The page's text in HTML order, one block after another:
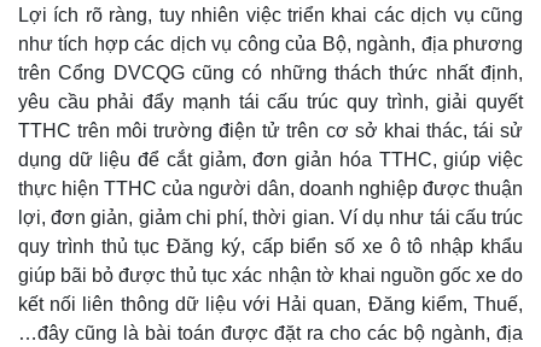
Thể thao
Bóng đá
Lịch thi đấu bóng đá
Thế giới thể thao
eSports
Hậu trường
Ô tô - Xe máy
Ô tô
Tư vấn
Lợi ích rõ ràng, tuy nhiên việc triển khai các dịch vụ cũng
như tích hợp các dịch vụ công của Bộ, ngành, địa phương
trên Cổng DVCQG cũng có những thách thức nhất định,
yêu cầu phải đẩy mạnh tái cấu trúc quy trình, giải quyết
TTHC trên môi trường điện tử trên cơ sở khai thác, tái sử
dụng dữ liệu để cắt giảm, đơn giản hóa TTHC, giúp việc
thực hiện TTHC của người dân, doanh nghiệp được thuận
lợi, đơn giản, giảm chi phí, thời gian. Ví dụ như tái cấu trúc
quy trình thủ tục Đăng ký, cấp biển số xe ô tô nhập khẩu
giúp bãi bỏ được thủ tục xác nhận tờ khai nguồn gốc xe do
kết nối liên thông dữ liệu với Hải quan, Đăng kiểm, Thuế,
…đây cũng là bài toán được đặt ra cho các bộ ngành, địa